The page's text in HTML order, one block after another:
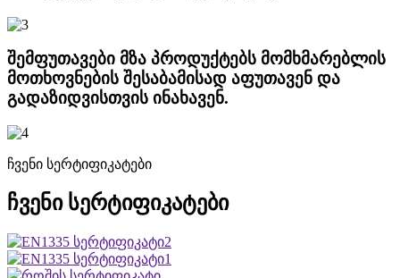
შემფუთავები მზა პროდუქტებს მომხმარებლის
მოთხოვნების შესაბამისად აფუთავენ და
გადაზიდვისთვის ინახავენ.
ჩვენი სერტიფიკატები
ჩვენი სერტიფიკატები